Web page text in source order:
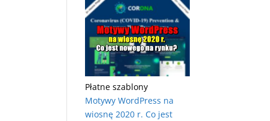
Płatne szablony
Motywy WordPress na
wiosnę 2020 r. Co jest